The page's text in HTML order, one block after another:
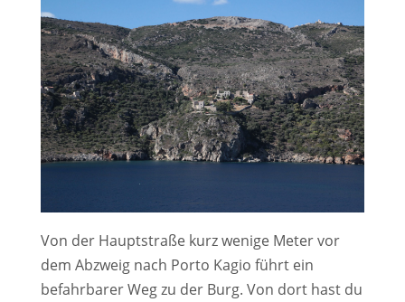
Von der Hauptstraße kurz wenige Meter vor
dem Abzweig nach Porto Kagio führt ein
befahrbarer Weg zu der Burg. Von dort hast du